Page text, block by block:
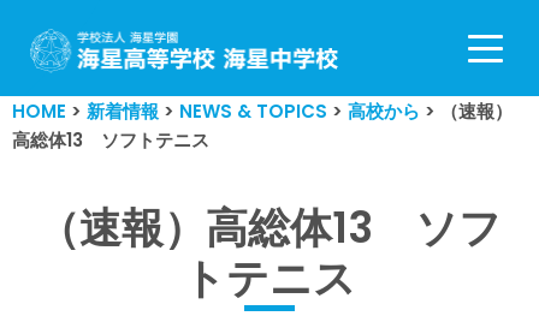
コ
ン
テ
ン
HOME > 新着情報 > NEWS & TOPICS > 高校から >
（速報）
高総体13 ソフトテニス
（速報）高総体13 ソフ
トテニス